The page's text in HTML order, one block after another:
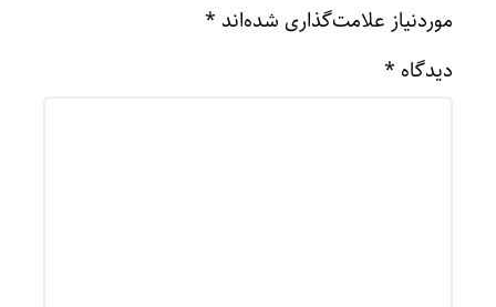
موردنیاز علامت‌گذاری شده‌اند *
دیدگاه *